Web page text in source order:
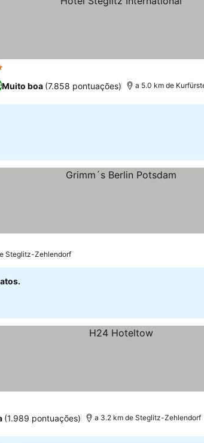
Muito boa (7.858 pontuações) a 5.0 km de
Steglitz-Zehlendorf
(1.989 pontuações) a 3.2 km de Steglitz-Zehlendorf